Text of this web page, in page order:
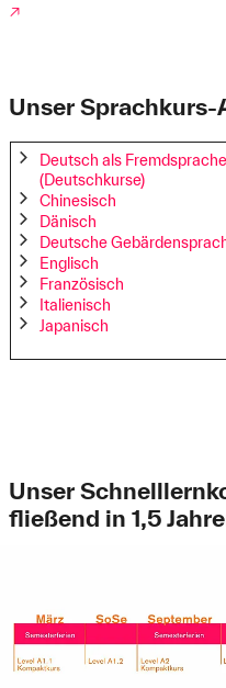
↗
Unser
Deutsch als Fremdsprache
(Deutschkurse)
Chinesisch
Dänisch
Deutsche
Englisch
Französisch
Italienisch
Japanisch
Unser
fließend in 1,5